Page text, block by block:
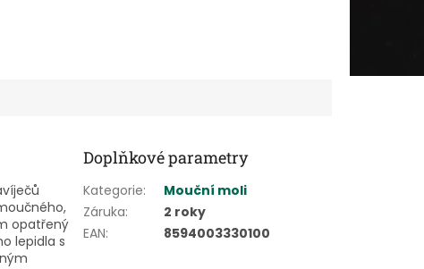
opatřený
lepidla s
Doplňkové parametry
Kategorie:
Mouční moli
Záruka:
2 roky
EAN: 8594003330100